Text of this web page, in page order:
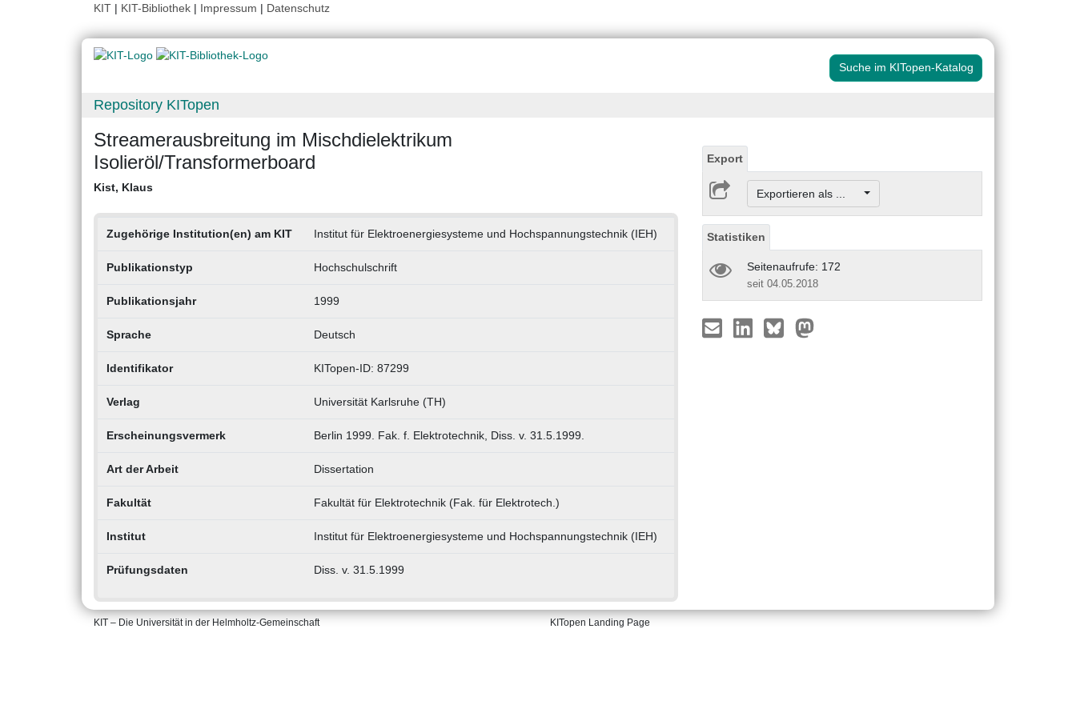
KIT | KIT-Bibliothek | Impressum | Datenschutz
Suche im KITopen-Katalog
Repository KITopen
Streamerausbreitung im Mischdielektrikum
Isolieröl/Transformerboard
Kist, Klaus
Zugehörige Institution(en) am KIT Institut für Elektroenergiesysteme und Hochspannungstechnik (IEH)
Publikationstyp Hochschulschrift
Publikationsjahr 1999
Sprache Deutsch
Identifikator KITopen-ID: 87299
Verlag Universität Karlsruhe (TH)
Erscheinungsvermerk Berlin 1999. Fak. f. Elektrotechnik, Diss. v. 31.5.1999.
Art der Arbeit Dissertation
Fakultät Fakultät für Elektrotechnik (Fak. für Elektrotech.)
Institut Institut für Elektroenergiesysteme und Hochspannungstechnik (IEH)
Prüfungsdaten Diss. v. 31.5.1999
Export
Exportieren als ...
Statistiken
Seitenaufrufe: 172
seit 04.05.2018
KIT – Die Universität in der Helmholtz-Gemeinschaft KITopen Landing Page